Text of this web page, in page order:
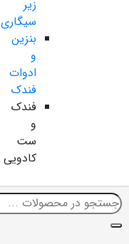
زیر
سیگاری
بنزین
و
ادوات
فندک
فندک
و
ست
کادویی